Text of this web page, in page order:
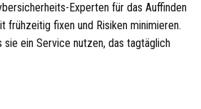
Experten für das Auffinden
frühzeitig fixen und Risiken minimieren.
ein Service nutzen, das tagtäglich